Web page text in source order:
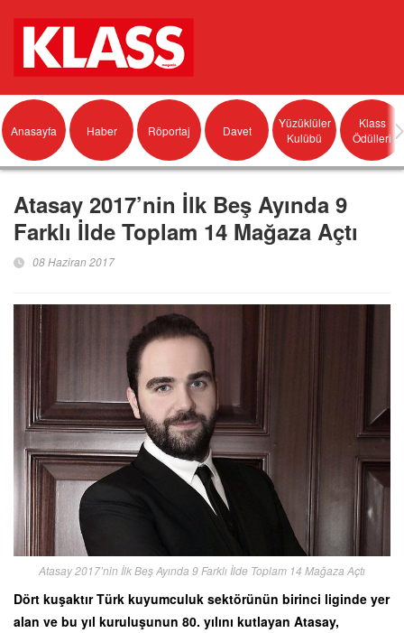
Anasayfa Haber Röportaj Davet
Yüzüklüler
Kulübü
Klass
Ödülleri
Atasay 2017’nin İlk Beş Ayında 9
Farklı İlde Toplam 14 Mağaza Açtı
08 Haziran 2017
Atasay 2017’nin İlk Beş Ayında 9 Farklı İlde Toplam 14 Mağaza Açtı
Dört kuşaktır Türk kuyumculuk sektörünün birinci liginde yer
alan ve bu yıl kuruluşunun 80. yılını kutlayan Atasay,